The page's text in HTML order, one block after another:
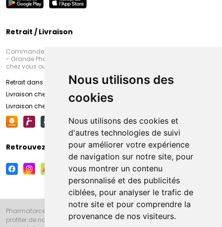
Nous utilisons des
cookies
Nous utilisons des cookies et
d'autres technologies de suivi
pour améliorer votre expérience
de navigation sur notre site, pour
vous montrer un contenu
personnalisé et des publicités
ciblées, pour analyser le trafic de
notre site et pour comprendre la
provenance de nos visiteurs.
Retrait / Livraison
Commandez en ligne et venez chercher votre commande à Amiens
- Grande Pharmacie d’Amiens (Fachon) ou recevez-là rapidement
chez vous ou en point retrait
Retrait dans la pharmacie d’Amiens
Livraison chez vous
Livraison chez votre commerçant
Retrouvez-nous sur vos réseaux sociaux
Pharmaforce.fr et la Grande Pharmacie d’Amiens vous souhaitent de
profiter de notre accueil, de nos conseils pharmaceutiques,